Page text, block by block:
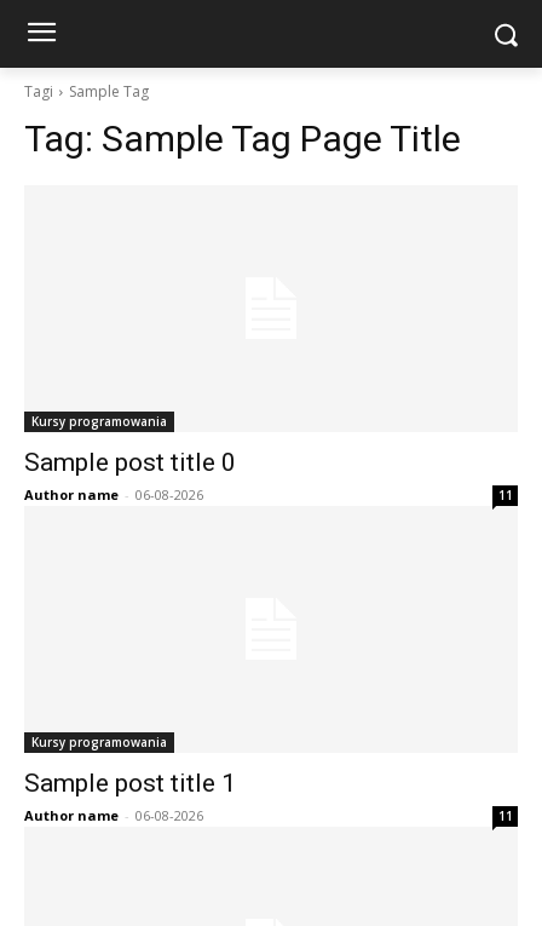
Tagi Sample Tag
Tag: Sample Tag Page Title
Kursy programowania
Sample post title 0
Author name - 06-08-2026 11
Kursy programowania
Sample post title 1
Author name - 06-08-2026 11